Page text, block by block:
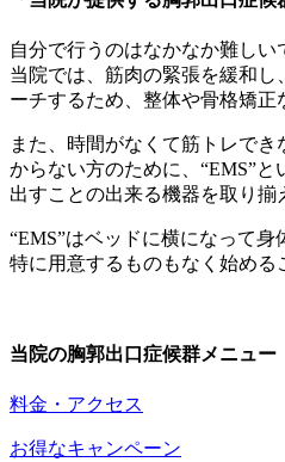
自分で行うのはなかなか難し
当院では、筋肉の緊張を緩和し
ーチするため、整体や骨格矯正
また、時間がなくて筋トレで
からない方のために、“EMS”
出すことの出来る機器を取り揃
“EMS”はベッドに横になって身
特に用意するものもなく始める
当院の胸郭出口症候群メニュー
料金・アクセス
お得なキャンペーン